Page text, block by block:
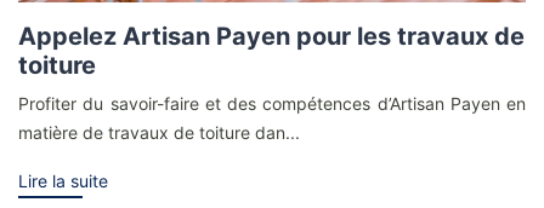
Appelez Artisan Payen pour les travaux de
toiture
Profiter du savoir-faire et des compétences d’Artisan Payen en
matière de travaux de toiture dan...
Lire la suite